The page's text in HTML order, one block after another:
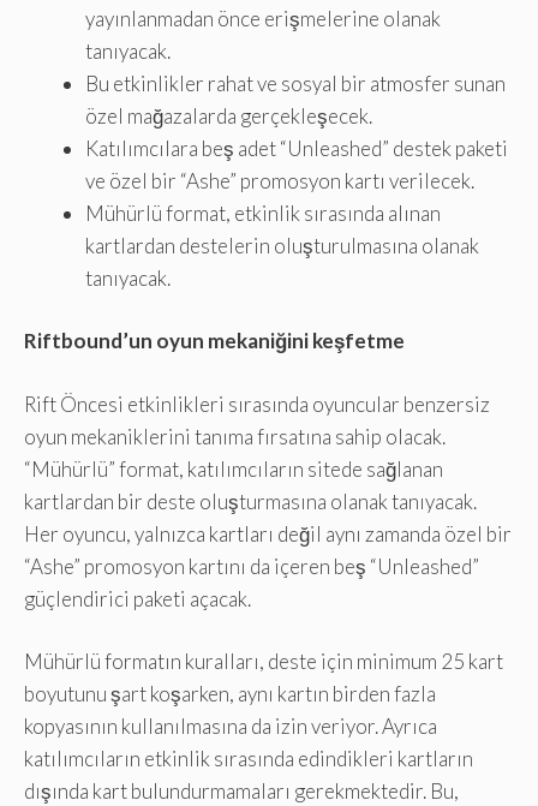
yayınlanmadan önce erişmelerine olanak
tanıyacak.
Bu etkinlikler rahat ve sosyal bir atmosfer sunan
özel mağazalarda gerçekleşecek.
Katılımcılara beş adet “Unleashed” destek paketi
ve özel bir “Ashe” promosyon kartı verilecek.
Mühürlü format, etkinlik sırasında alınan
kartlardan destelerin oluşturulmasına olanak
tanıyacak.
Riftbound’un oyun mekaniğini keşfetme
Rift Öncesi etkinlikleri sırasında oyuncular benzersiz
oyun mekaniklerini tanıma fırsatına sahip olacak.
“Mühürlü” format, katılımcıların sitede sağlanan
kartlardan bir deste oluşturmasına olanak tanıyacak.
Her oyuncu, yalnızca kartları değil aynı zamanda özel bir
“Ashe” promosyon kartını da içeren beş “Unleashed”
güçlendirici paketi açacak.
Mühürlü formatın kuralları, deste için minimum 25 kart
boyutunu şart koşarken, aynı kartın birden fazla
kopyasının kullanılmasına da izin veriyor. Ayrıca
katılımcıların etkinlik sırasında edindikleri kartların
dışında kart bulundurmamaları gerekmektedir. Bu,